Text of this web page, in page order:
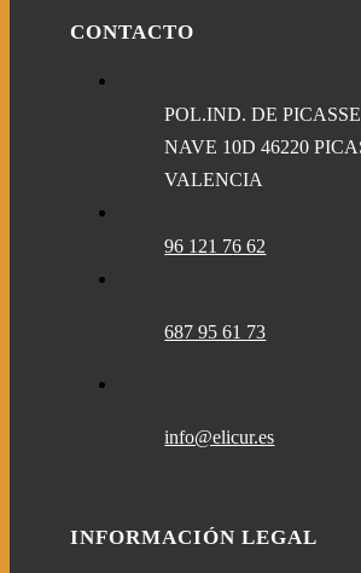
CONTACTO
POL.IND. DE
NAVE 10D 46220
VALENCIA
96 121 76 62
687 95 61 73
info@elicur.es
INFORMACIÓN LEGAL